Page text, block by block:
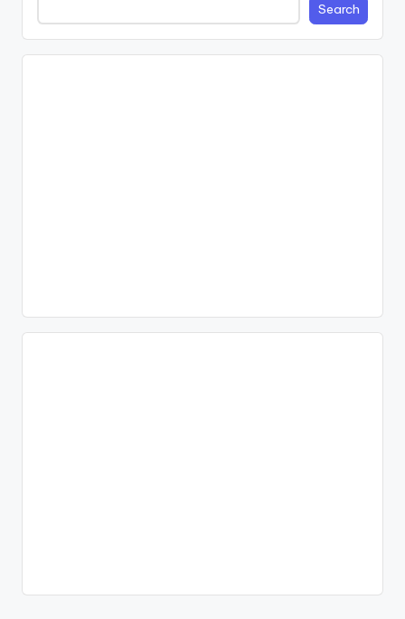
Search